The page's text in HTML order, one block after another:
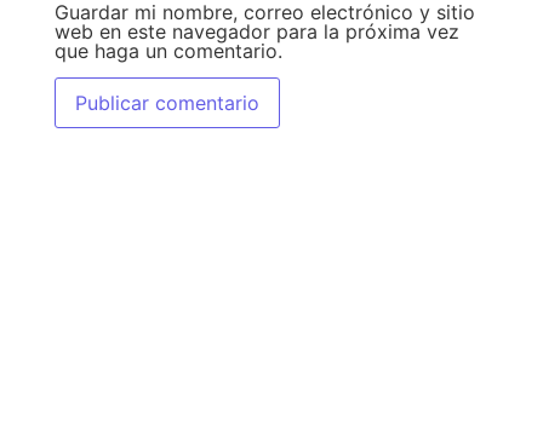
Guardar mi nombre, correo electrónico y sitio
web en este navegador para la próxima vez
que haga un comentario.